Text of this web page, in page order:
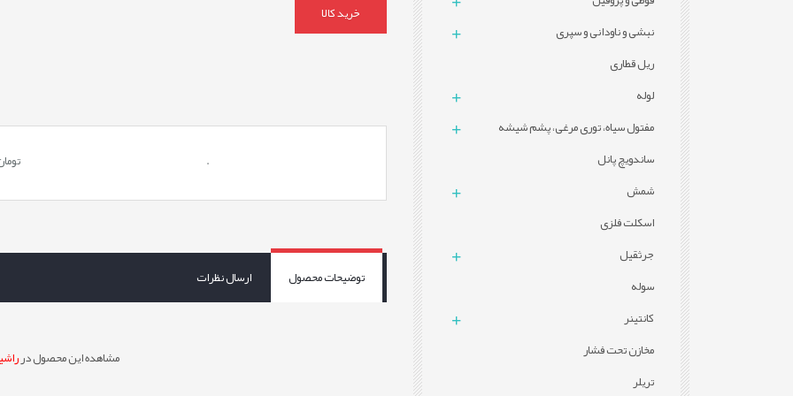
خرید کالا
.
توضیحات محصول ارسال نظرات
مشاهده این محصول در
نبشی و ناودانی و سپری
ریل قطاری
لوله
مفتول سیاه، توری مرغی، پشم شیشه
ساندویچ پانل
شمش
اسکلت فلزی
جرثقیل
سوله
کانتینر
مخازن تحت فشار
تریلر